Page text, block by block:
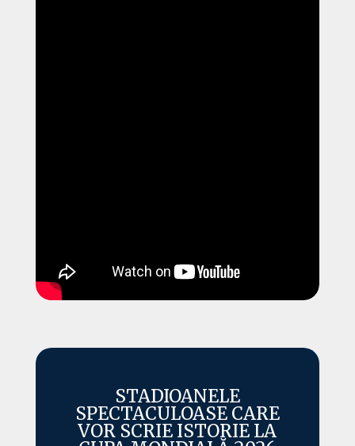
STADIOANELE
SPECTACULOASE CARE
VOR SCRIE ISTORIE LA